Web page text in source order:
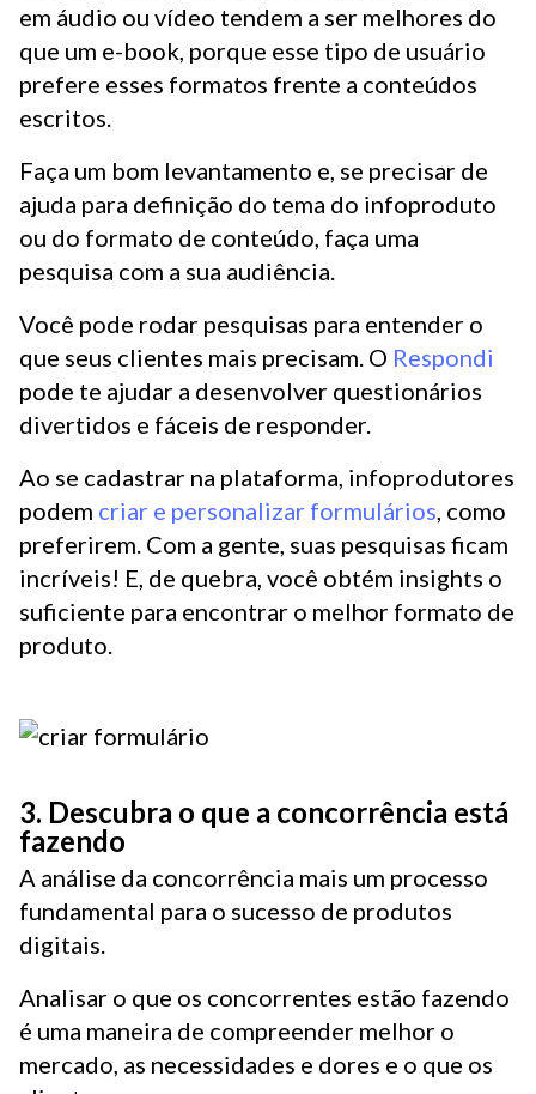
em áudio ou vídeo tendem a ser melhores do
que um e-book, porque esse tipo de usuário
prefere esses formatos frente a conteúdos
escritos.
Faça um bom levantamento e, se precisar de
ajuda para definição do tema do infoproduto
ou do formato de conteúdo, faça uma
pesquisa com a sua audiência.
Você pode rodar pesquisas para entender o
que seus clientes mais precisam. O Respondi
pode te ajudar a desenvolver questionários
divertidos e fáceis de responder.
Ao se cadastrar na plataforma, infoprodutores
podem criar e personalizar formulários , como
preferirem. Com a gente, suas pesquisas ficam
incríveis! E, de quebra, você obtém insights o
suficiente para encontrar o melhor formato de
produto.
3. Descubra o que a concorrência está
fazendo
A análise da concorrência mais um processo
fundamental para o sucesso de produtos
digitais.
Analisar o que os concorrentes estão fazendo
é uma maneira de compreender melhor o
mercado, as necessidades e dores e o que os